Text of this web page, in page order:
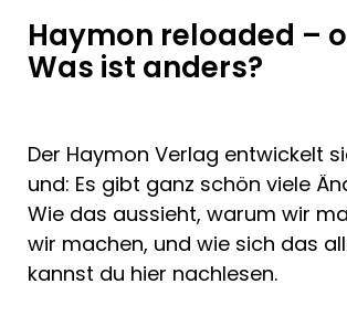
Haymon reloaded –
Was ist anders?
Der Haymon Verlag entwickelt
und: Es gibt ganz schön viele
Wie das aussieht, warum wir
wir machen, und wie sich das
kannst du hier nachlesen.